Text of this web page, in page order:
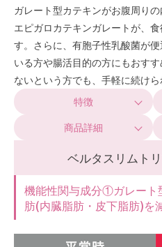
ガレート型カテキンがお腹周り
エピガロカテキンガレートが、
す。さらに、有胞子性乳酸菌が
いる方や腸活目的の方にもおす
ないという方でも、手軽に続けら
特徴
商品詳細
ベルタスリムト
機能性関与成分①ガレート
肪(内臓脂肪・皮下脂肪)を